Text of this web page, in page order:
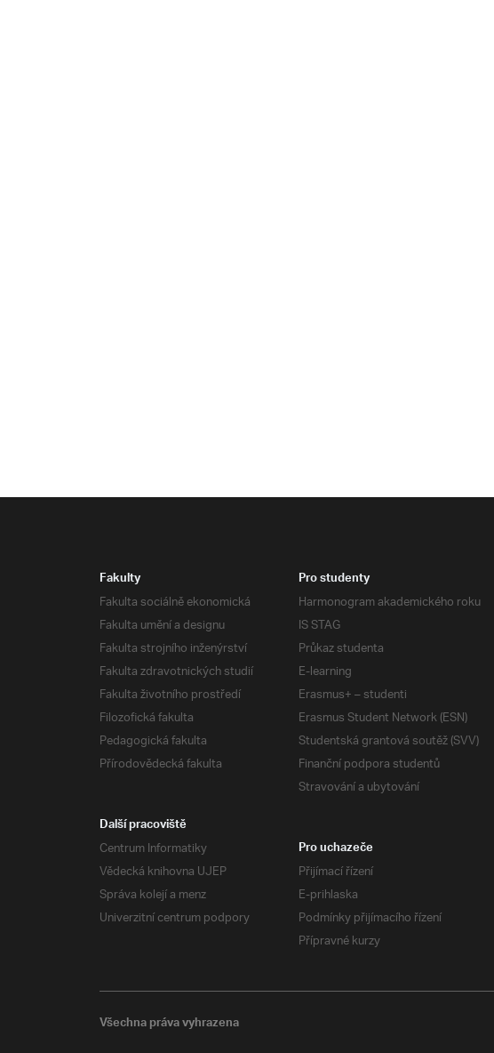
Fakulty
Fakulta sociálně ekonomická
Fakulta umění a designu
Fakulta strojního inženýrství
Fakulta zdravotnických studií
Fakulta životního prostředí
Filozofická fakulta
Pedagogická fakulta
Přírodovědecká fakulta
Pro studenty
Harmonogram akademického roku
IS STAG
Průkaz studenta
E-learning
Erasmus+ – studenti
Erasmus Student Network (ESN)
Studentská grantová soutěž (SVV)
Finanční podpora studentů
Stravování a ubytování
Další pracoviště
Centrum Informatiky
Vědecká knihovna UJEP
Správa kolejí a menz
Univerzitní centrum podpory
Pro uchazeče
Přijímací řízení
E-prihlaska
Podmínky přijímacího řízení
Přípravné kurzy
Všechna práva vyhrazena